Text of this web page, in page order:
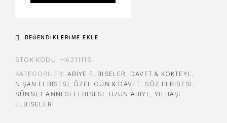
BEĞENDIKLERIME EKLE
STOK KODU: HA21111S
KATEGORILER: ABIYE ELBISELER , DAVET & KOKTEYL ,
NIŞAN ELBISESI , ÖZEL GÜN & DAVET, SÖZ ELBISESI ,
SÜNNET ANNESI ELBISESI , UZUN ABIYE,YILBAŞI
ELBISELERI